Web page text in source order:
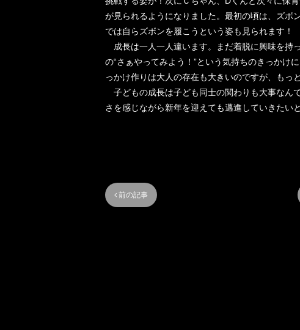
が見られるようになりました。最初の頃は、ズボ
では自らズボンを履こうという姿も見られます！
成長は一人一人違います。まだ着脱に興味を持
の“さぁやってみよう！”という気持ちのきっかけ
っかけ作りは大人の存在も大きいのですが、もっ
子どもの成長は子ども同士の関わりも大事なん
さを感じながら新年を迎えても邁進していきたい
 前の記事